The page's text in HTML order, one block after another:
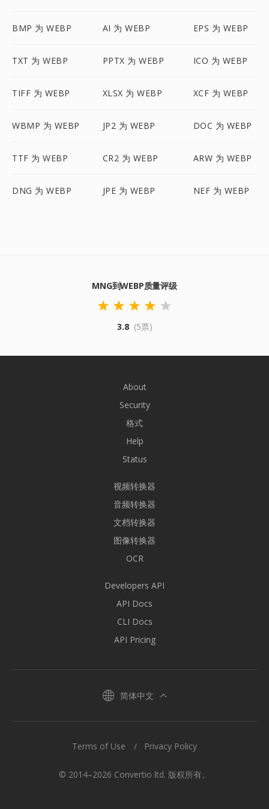
BMP 为 WEBP AI 为 WEBP EPS 为 WEBP
TXT 为 WEBP PPTX 为 WEBP ICO 为 WEBP
TIFF 为 WEBP XLSX 为 WEBP XCF 为 WEBP
WBMP 为 WEBP JP2 为 WEBP DOC 为 WEBP
TTF 为 WEBP CR2 为 WEBP ARW 为 WEBP
DNG 为 WEBP JPE 为 WEBP NEF 为 WEBP
MNG到WEBP质量评级
3.8 (5票)
About
Security
格式
Help
Status
视频转换器
音频转换器
文档转换器
图像转换器
OCR
Developers API
API Docs
CLI Docs
API Pricing
简体中文
© 2014–2026 Convertio ltd. 版权所有。
Terms of Use Privacy Policy